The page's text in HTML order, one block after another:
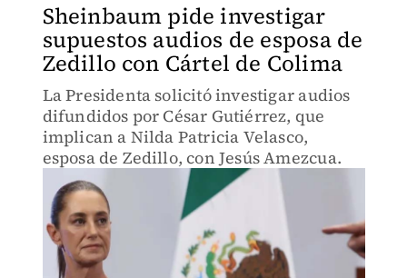
Sheinbaum pide investigar
supuestos audios de esposa de
Zedillo con Cártel de Colima
La Presidenta solicitó investigar audios
difundidos por César Gutiérrez, que
implican a Nilda Patricia Velasco,
esposa de Zedillo, con Jesús Amezcua.